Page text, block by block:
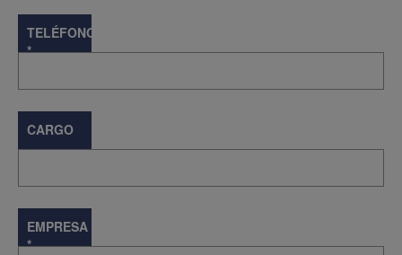
TELÉFONO
*
CARGO
EMPRESA
*